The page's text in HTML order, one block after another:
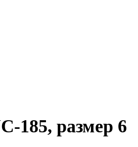
185, размер 6